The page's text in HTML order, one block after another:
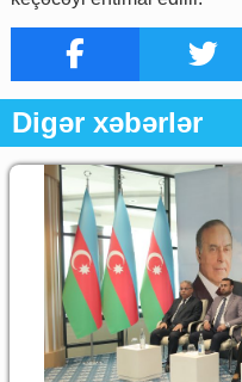
Digər xəbərlər